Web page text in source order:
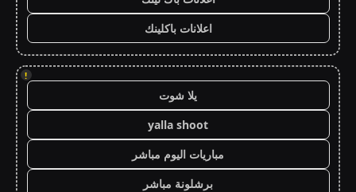
اعلانات باكلينك
!
يلا شوت
yalla shoot
مباريات اليوم مباشر
برشلونة مباشر